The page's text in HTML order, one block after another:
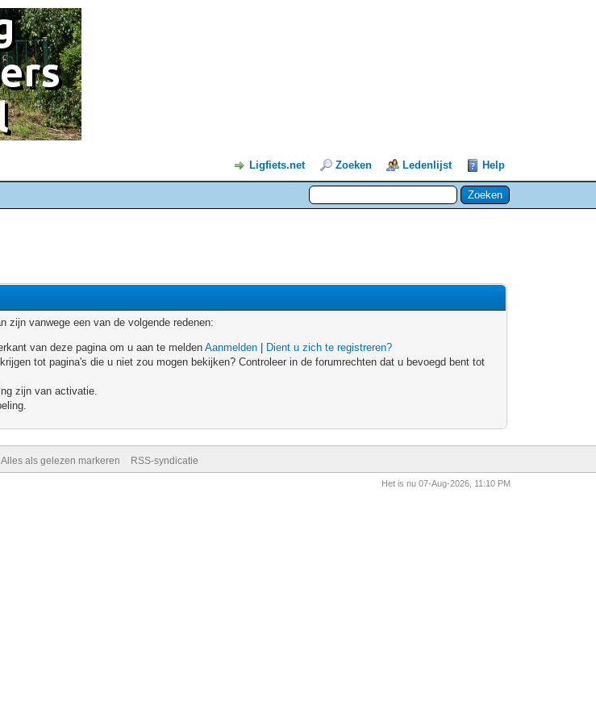
Ligfiets.net Zoeken Ledenlijst Help
zijn vanwege een van de volgende redenen:
van deze pagina om u aan te meldenAanmelden
Dient u zich te registreren?
tot pagina's die u niet zou mogen bekijken? Controleer in de forumrechten dat u bevoegd bent tot
zijn van activatie.
Alles als gelezen markeren RSS-syndicatie
Het is nu 07-Aug-2026, 11:10 PM